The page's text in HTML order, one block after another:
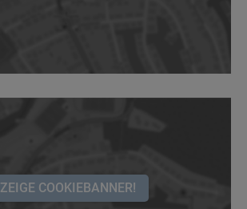
ZEIGE COOKIEBANNER!